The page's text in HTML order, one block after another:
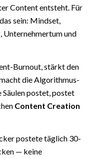
Content entsteht. Für
sein: Mindset,
und
Burnout, stärkt den
die Algorithmus-
postet, postet
Content Creation
postete täglich 30-
— keine